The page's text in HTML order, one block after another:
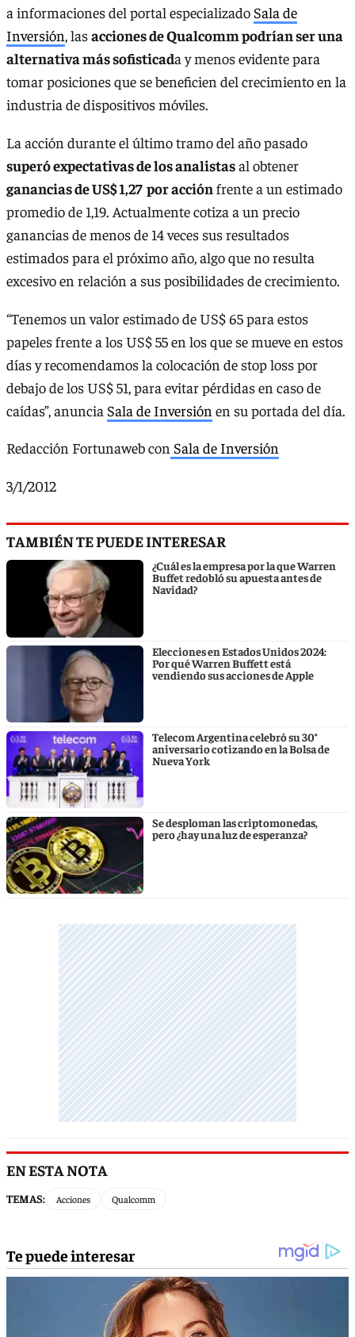
a informaciones del portal especializado Sala de
Inversión, lasacciones de Qualcomm podrían ser una
alternativa más sofisticada y menos evidente para
tomar posiciones que se beneficien del crecimiento en la
industria de dispositivos móviles.
La acción durante el último tramo del año pasado
superó expectativas de los analistasal obtener
ganancias de US$ 1,27 por acciónfrente a un estimado
promedio de 1,19. Actualmente cotiza a un precio
ganancias de menos de 14 veces sus resultados
estimados para el próximo año, algo que no resulta
excesivo en relación a sus posibilidades de crecimiento.
“Tenemos un valor estimado de US$ 65 para estos
papeles frente a los US$ 55 en los que se mueve en estos
días y recomendamos la colocación de stop loss por
debajo de los US$ 51, para evitar pérdidas en caso de
caídas”, anuncia Sala de Inversión en su portada del día.
Redacción Fortunaweb con Sala de Inversión
3/1/2012
TAMBIÉN TE PUEDE INTERESAR
¿Cuál es la empresa por la que Warren
Buffet redobló su apuesta antes de
Navidad?
Elecciones en Estados Unidos 2024:
Por qué Warren Buffett está
vendiendo sus acciones de Apple
Telecom Argentina celebró su 30°
aniversario cotizando en la Bolsa de
Nueva York
Se desploman las criptomonedas,
pero ¿hay una luz de esperanza?
EN ESTA NOTA
TEMAS: Acciones Qualcomm